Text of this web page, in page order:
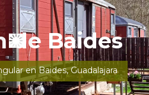
de Baides
para 2, 4 y 5 personas